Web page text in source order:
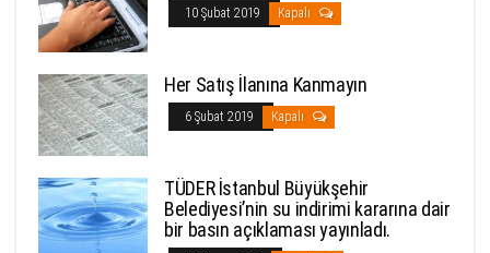
10 Şubat 2019 Kapalı
Her Satış İlanına Kanmayın
6 Şubat 2019 Kapalı
TÜDER İstanbul Büyükşehir
Belediyesi’nin su indirimi kararına dair
bir basın açıklaması yayınladı.